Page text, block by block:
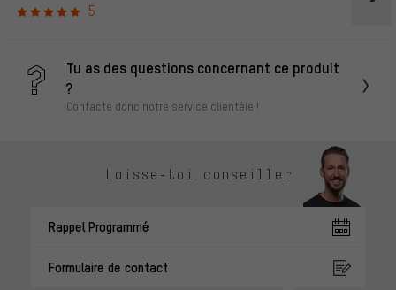
5
Tu as des questions concernant ce produit
?
Contacte donc notre service clientèle !
Laisse-toi conseiller
Rappel Programmé
Formulaire de contact